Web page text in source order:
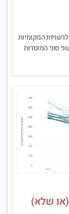
המקומיות
סוגי המוסדות